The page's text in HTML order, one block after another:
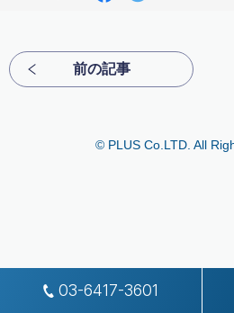
03-6417-3601
ア
す
る
る
前の記事
© PLUS Co.LTD. All